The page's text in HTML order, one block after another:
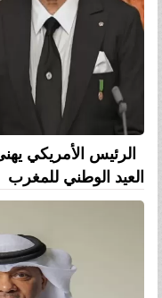
الرئيس الأمريكي
العيد الوطني للمغرب